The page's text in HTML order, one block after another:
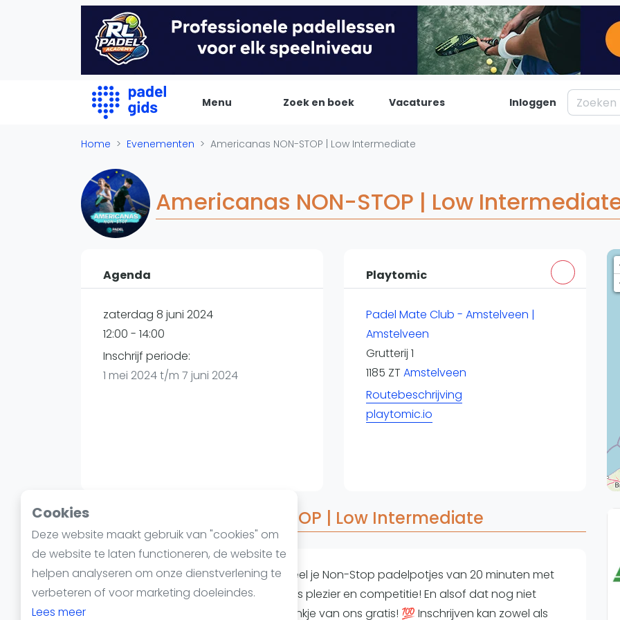
Cookies
Deze website maakt gebruik van "cookies" om
de website te laten functioneren, de website te
helpen analyseren om onze dienstverlening te
verbeteren of voor marketing doeleindes.
Lees meer
Menu
De Padel Gids
Alle padel locaties
Padelwinkels
Padelreizen
Organisatie
Banenbouwers
Overige categorien
Reserveringssystemen
Padelscholen
Toevoegen data
Laatste updates
Padel
Nieuws
Blog artikelen
Overige
Ranglijsten
Nationale Toernooien
Internationale toernooien
Contact
Zoek en boek Vacatures Inloggen
Home Evenementen Americanas NON-STOP | Low Intermediate
Americanas NON-STOP | Low
Agenda
zaterdag 8 juni 2024
12:00 - 14:00
Inschrijf periode:
1 mei 2024 t/m 7 juni 2024
Playtomic
Padel Mate Club - Amstelveen |
Amstelveen
Grutterij 1
1185 ZT Amstelveen
Routebeschrijving
playtomic.io
Over Americanas NON-STOP | Low Intermediate
Tijdens dit dynamische toernooi speel je Non-Stop padelpotjes van 20 minuten met
je vaste maatje. Twee uur lang intens plezier en competitie! En alsof dat nog niet
genoeg is, krijg je altijd een sportdrankje van ons gratis! 💯 Inschrijven kan zowel als